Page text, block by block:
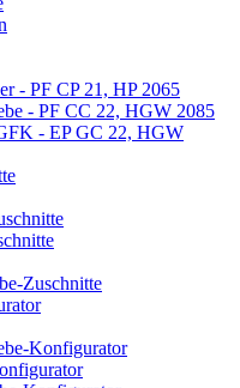
- PF CP 21, HP 2065
- PF CC 22, HGW 2085
- EP GC 22, HGW
Zuschnitte
Konfigurator